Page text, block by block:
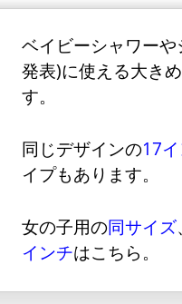
ベイビーシャワー
発表)に使える大き
す。
同じデザインの17
イプもあります。
女の子用の同サイズ、
インチはこちら。